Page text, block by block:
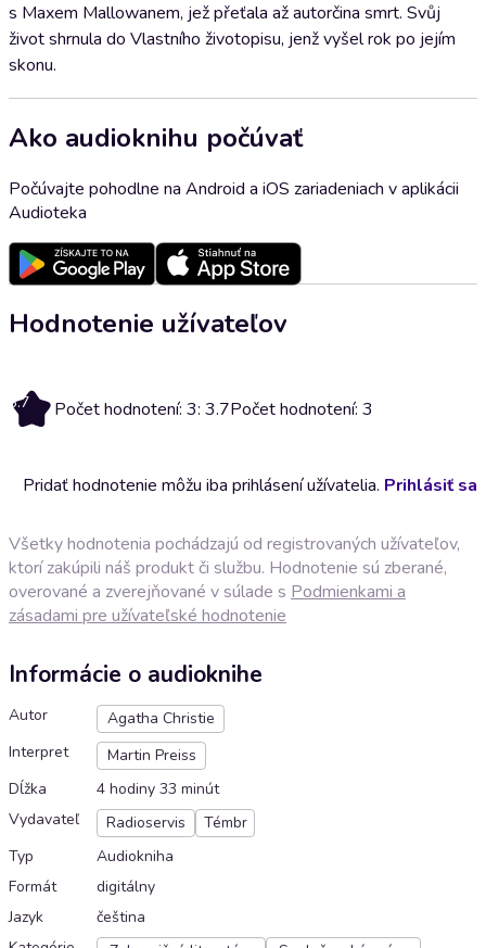
s Maxem Mallowanem, jež přeťala až autorčina smrt. Svůj
život shrnula do Vlastního životopisu, jenž vyšel rok po jejím
skonu.
Ako audioknihu počúvať
Počúvajte pohodlne na Android a iOS zariadeniach v aplikácii
Audioteka
Hodnotenie užívateľov
3.7 Počet hodnotení: 3: 3.7Počet hodnotení: 3
Pridať hodnotenie môžu iba prihlásení užívatelia. Prihlásiť sa
Všetky hodnotenia pochádzajú od registrovaných užívateľov,
ktorí zakúpili náš produkt či službu. Hodnotenie sú zberané,
overované a zverejňované v súlade s Podmienkami a
zásadami pre užívateľské hodnotenie
Informácie o audioknihe
Autor
Agatha Christie
Interpret
Martin Preiss
Dĺžka
4 hodiny 33 minút
Vydavateľ
Radioservis
Témbr
Typ
Audiokniha
Formát
digitálny
Jazyk
čeština